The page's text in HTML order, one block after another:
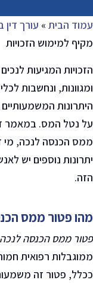
עמוד הבית » עורך דין
מקיף למימוש הזכויות
הזכויות המגיעות
ומגוונות, ונחשבות
היתרונות
על נטל המס. במאמר
ממס הכנסה לנכה, מי
יתרונות נוספים יש
הזה.
מהו פטור ממס
פטור ממס הכנסה לנכה
ממוגבלות רפואית
ככלל, פטור זה